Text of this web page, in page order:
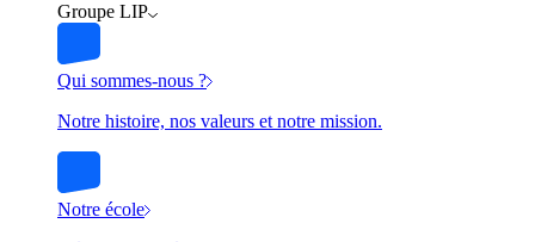
Groupe LIP
Qui sommes-nous ?
Notre histoire, nos valeurs et notre mission.
Notre école